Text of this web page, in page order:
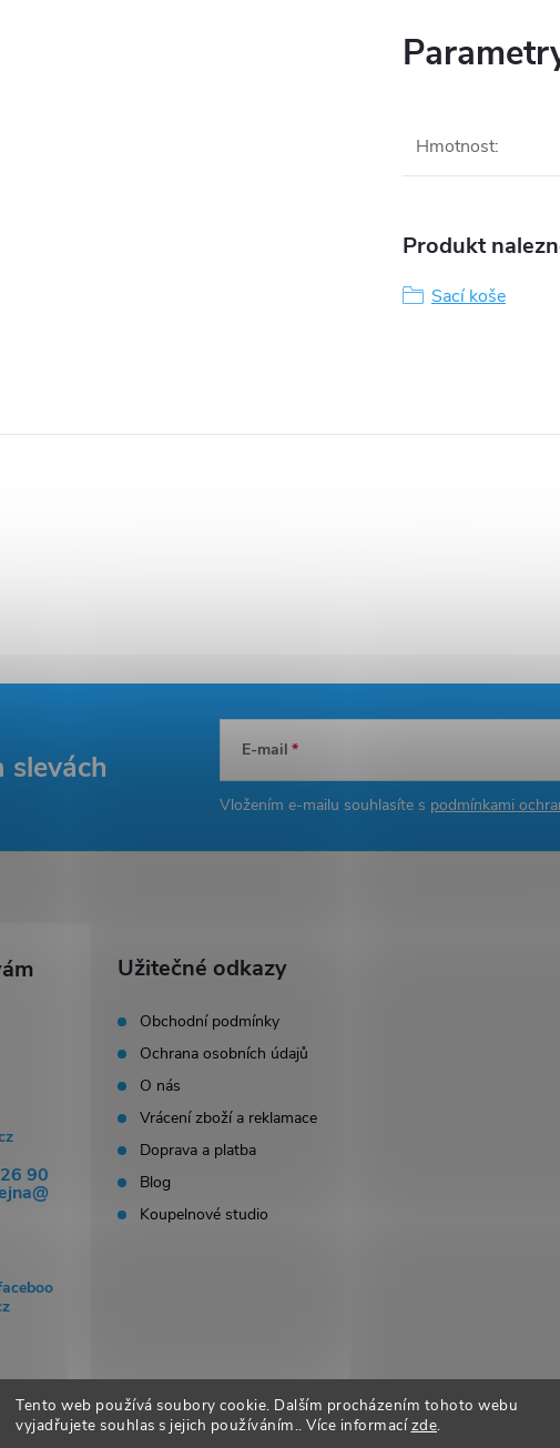
Tento web používá soubory cookie. Dalším procházením tohoto webu
vyjadřujete souhlas s jejich používáním.. Více informacízde.
Hmotnost:
Produkt
Sací koše
slevách E-mail
Vložením e-mailu souhlasíte s podmínkami
90
Užitečné odkazy
Obchodní podmínky
Ochrana osobních údajů
O nás
Vrácení zboží a reklamace
Doprava a platba
Blog
Koupelnové studio